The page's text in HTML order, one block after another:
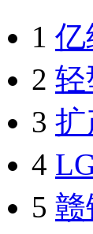
1 亿
2 轻
3 扩
4
5 赣